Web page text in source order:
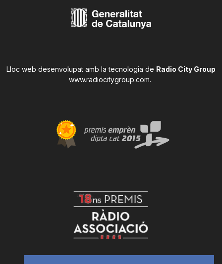
Lloc web desenvolupat amb la tecnologia de Radio City Group
www.radiocitygroup.com.